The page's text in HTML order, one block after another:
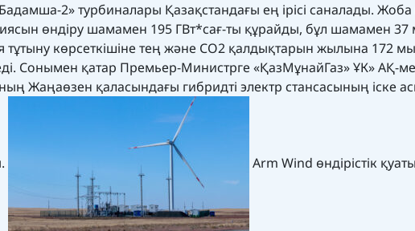
2» турбиналары Қазақстандағы ең ірісі саналады.
өндіру шамамен 195 ГВт*сағ-ты құрайды, бұл шамамен
көрсеткішіне тең және CO2 қалдықтарын жылына 172
Сонымен қатар Премьер-Министрге «ҚазМұнайГаз» ҰК» АҚ-
Жаңаөзен қаласындағы гибридті электр стансасының іске
Arm Wind өндірістік